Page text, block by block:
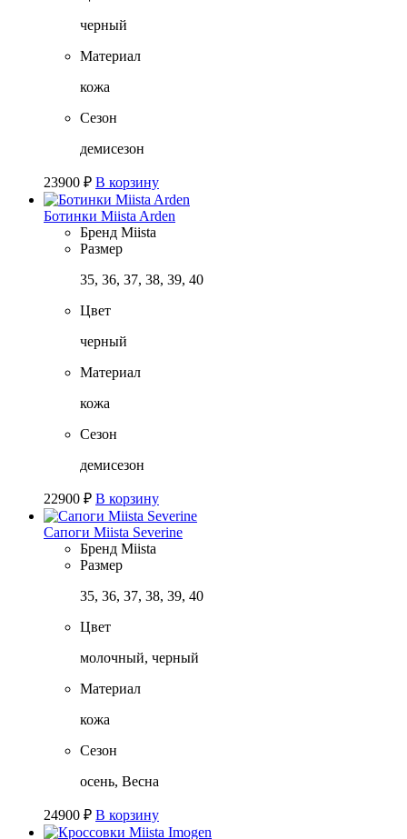
черный
Материал
кожа
Сезон
демисезон
23900 ₽ В корзину
Ботинки Miista Arden
Бренд Miista
Размер
35, 36, 37, 38, 39, 40
Цвет
черный
Материал
кожа
Сезон
демисезон
22900 ₽ В корзину
Сапоги Miista Severine
Бренд Miista
Размер
35, 36, 37, 38, 39, 40
Цвет
молочный, черный
Материал
кожа
Сезон
осень, Весна
24900 ₽ В корзину